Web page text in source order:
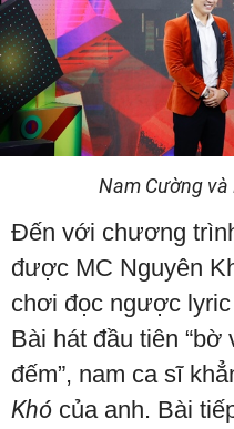
Nam Cường và
Đến với chương
được MC Nguyên
chơi đọc ngược
Bài hát đầu tiên “bờ
đếm”, nam ca sĩ
Khó của anh. Bài